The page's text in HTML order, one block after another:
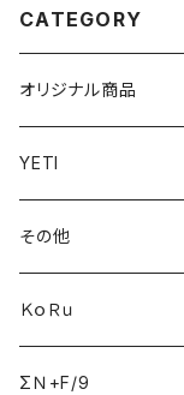
CATEGORY
オリジナル商品
YETI
その他
ＫｏＲｕ
ΣＮ+F/9